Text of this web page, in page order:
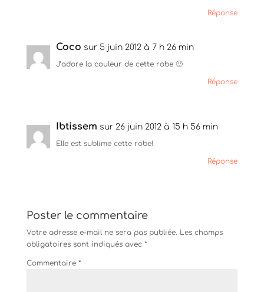
Réponse
Coco sur 5 juin 2012 à 7 h 26 min
J’adore la couleur de cette robe 🙂
Réponse
Ibtissem sur 26 juin 2012 à 15 h 56 min
Elle est sublime cette robe!
Réponse
Poster le commentaire
Votre adresse e-mail ne sera pas publiée. Les champs
obligatoires sont indiqués avec *
Commentaire *